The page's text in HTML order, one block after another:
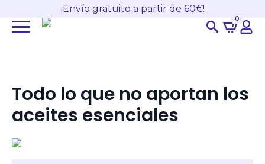
¡Envío gratuito a partir de 60€!
0
Todo lo que no aportan los
aceites esenciales